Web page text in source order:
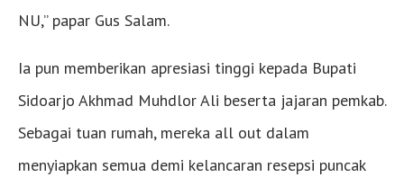
NU,’’ papar Gus Salam.
Ia pun memberikan apresiasi tinggi kepada Bupati
Sidoarjo Akhmad Muhdlor Ali beserta jajaran pemkab.
Sebagai tuan rumah, mereka all out dalam
menyiapkan semua demi kelancaran resepsi puncak